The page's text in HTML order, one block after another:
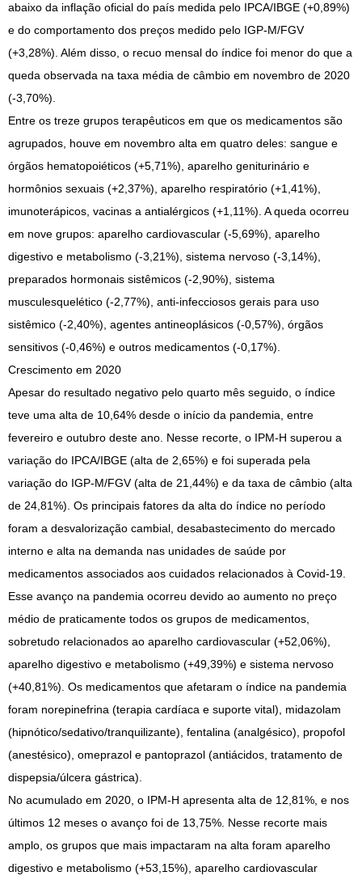
abaixo da inflação oficial do país medida pelo IPCA/IBGE (+0,89%)
e do comportamento dos preços medido pelo IGP-M/FGV
(+3,28%). Além disso, o recuo mensal do índice foi menor do que a
queda observada na taxa média de câmbio em novembro de 2020
(-3,70%).
Entre os treze grupos terapêuticos em que os medicamentos são
agrupados, houve em novembro alta em quatro deles: sangue e
órgãos hematopoiéticos (+5,71%), aparelho geniturinário e
hormônios sexuais (+2,37%), aparelho respiratório (+1,41%),
imunoterápicos, vacinas a antialérgicos (+1,11%). A queda ocorreu
em nove grupos: aparelho cardiovascular (-5,69%), aparelho
digestivo e metabolismo (-3,21%), sistema nervoso (-3,14%),
preparados hormonais sistêmicos (-2,90%), sistema
musculesquelético (-2,77%), anti-infecciosos gerais para uso
sistêmico (-2,40%), agentes antineoplásicos (-0,57%), órgãos
sensitivos (-0,46%) e outros medicamentos (-0,17%).
Crescimento em 2020
Apesar do resultado negativo pelo quarto mês seguido, o índice
teve uma alta de 10,64% desde o início da pandemia, entre
fevereiro e outubro deste ano. Nesse recorte, o IPM-H superou a
variação do IPCA/IBGE (alta de 2,65%) e foi superada pela
variação do IGP-M/FGV (alta de 21,44%) e da taxa de câmbio (alta
de 24,81%). Os principais fatores da alta do índice no período
foram a desvalorização cambial, desabastecimento do mercado
interno e alta na demanda nas unidades de saúde por
medicamentos associados aos cuidados relacionados à Covid-19.
Esse avanço na pandemia ocorreu devido ao aumento no preço
médio de praticamente todos os grupos de medicamentos,
sobretudo relacionados ao aparelho cardiovascular (+52,06%),
aparelho digestivo e metabolismo (+49,39%) e sistema nervoso
(+40,81%). Os medicamentos que afetaram o índice na pandemia
foram norepinefrina (terapia cardíaca e suporte vital), midazolam
(hipnótico/sedativo/tranquilizante), fentalina (analgésico), propofol
(anestésico), omeprazol e pantoprazol (antiácidos, tratamento de
dispepsia/úlcera gástrica).
No acumulado em 2020, o IPM-H apresenta alta de 12,81%, e nos
últimos 12 meses o avanço foi de 13,75%. Nesse recorte mais
amplo, os grupos que mais impactaram na alta foram aparelho
digestivo e metabolismo (+53,15%), aparelho cardiovascular